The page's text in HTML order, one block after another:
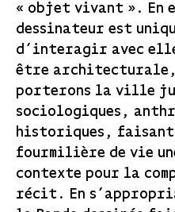
« objet vivant ». En
dessinateur est
d’interagir avec
être architecturale,
porterons la ville
sociologiques,
historiques, faisant
fourmilière de vie
contexte pour la
récit. En